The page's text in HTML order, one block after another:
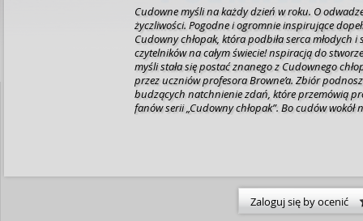
Cudowne myśli na każdy dzień w roku. O
życzliwości. Pogodne i ogromnie inspirujące
Cudowny chłopak, która podbiła serca młodych i
czytelników na całym świecie! nspiracją do
myśli stała się postać znanego z Cudownego
przez uczniów profesora Browne’a. Zbiór
budzących natchnienie zdań, które przemówią
fanów serii „Cudowny chłopak”. Bo cudów wokół
Zaloguj się by ocenić